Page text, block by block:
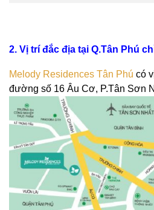
2. Vị trí đắc địa tại Q.Tân Phú
Melody Residences Tân Phú có
đường số 16 Âu Cơ, P.Tân Sơn